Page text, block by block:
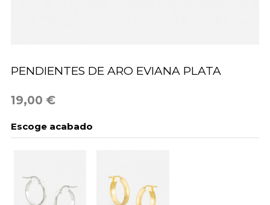
PENDIENTES DE ARO EVIANA PLATA
19,00 €
Escoge acabado